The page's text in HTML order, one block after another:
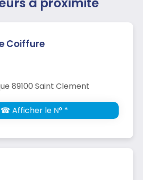
Coiffure
89100 Saint Clement
☎ Afficher le N° *